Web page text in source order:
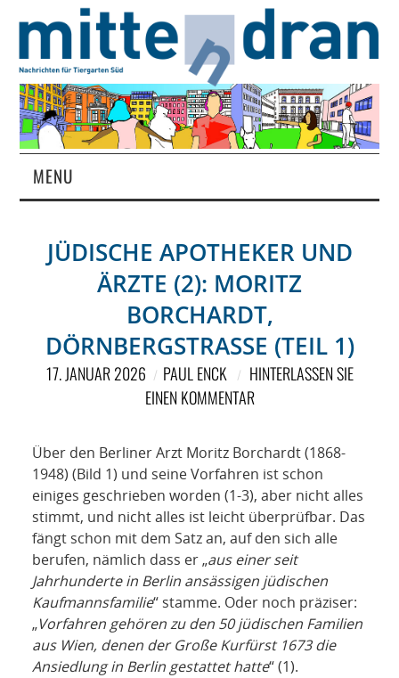
MENU
MAGAZIN
RUBRIKEN
SPONSORING
KONTAKT
JÜDISCHE APOTHEKER UND
ÄRZTE (2): MORITZ
BORCHARDT,
DÖRNBERGSTRASSE (TEIL 1)
17. JANUAR 2026 PAUL ENCK
HINTERLASSEN SIE
EINEN KOMMENTAR
Über den Berliner Arzt Moritz Borchardt (1868-
1948) (Bild 1) und seine Vorfahren ist schon
einiges geschrieben worden (1-3), aber nicht alles
stimmt, und nicht alles ist leicht überprüfbar. Das
fängt schon mit dem Satz an, auf den sich alle
berufen, nämlich dass er „aus einer seit
Jahrhunderte in Berlin ansässigen jüdischen
Kaufmannsfamilie“ stamme. Oder noch präziser:
„Vorfahren gehören zu den 50 jüdischen Familien
aus Wien, denen der Große Kurfürst 1673 die
Ansiedlung in Berlin gestattet hatte“ (1).